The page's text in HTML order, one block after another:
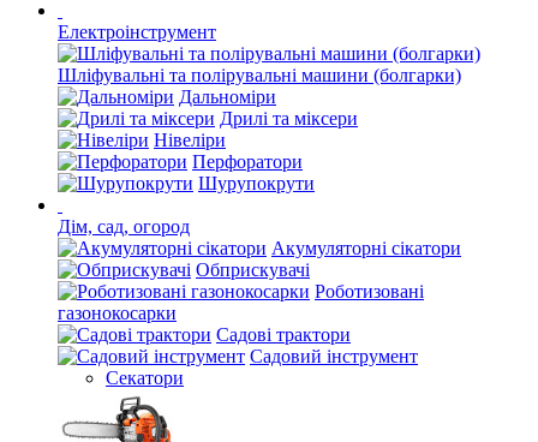
Електроінструмент
Шліфувальні та полірувальні машини (болгарки)
Дальноміри
Дрилі та міксери
Нівеліри
Перфоратори
Шурупокрути
Дім, сад, огород
Акумуляторні сікатори
Обприскувачі
Роботизовані
газонокосарки
Садові трактори
Садовий інструмент
Секатори